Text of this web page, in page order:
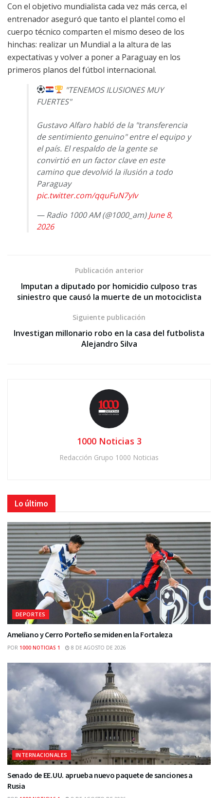
Con el objetivo mundialista cada vez más cerca, el
entrenador aseguró que tanto el plantel como el
cuerpo técnico comparten el mismo deseo de los
hinchas: realizar un Mundial a la altura de las
expectativas y volver a poner a Paraguay en los
primeros planos del fútbol internacional.
"TENEMOS ILUSIONES MUY
FUERTES"
Gustavo Alfaro habló de la "transferencia
de sentimiento genuino" entre el equipo y
el país. El respaldo de la gente se
convirtió en un factor clave en este
camino que devolvió la ilusión a todo
Paraguay
pic.twitter.com/qquFuN7yIv
— Radio 1000 AM (@1000_am)June 8,
2026
Publicación anterior
Imputan a diputado por homicidio culposo tras
siniestro que causó la muerte de un motociclista
Siguiente publicación
Investigan millonario robo en la casa del futbolista
Alejandro Silva
1000 Noticias 3
Redacción Grupo 1000 Noticias
Lo último
DEPORTES
Ameliano y Cerro Porteño se miden en la Fortaleza
POR 1000 NOTICIAS 1 8 DE AGOSTO DE 2026
INTERNACIONALES
Senado de EE.UU. aprueba nuevo paquete de sanciones a
Rusia